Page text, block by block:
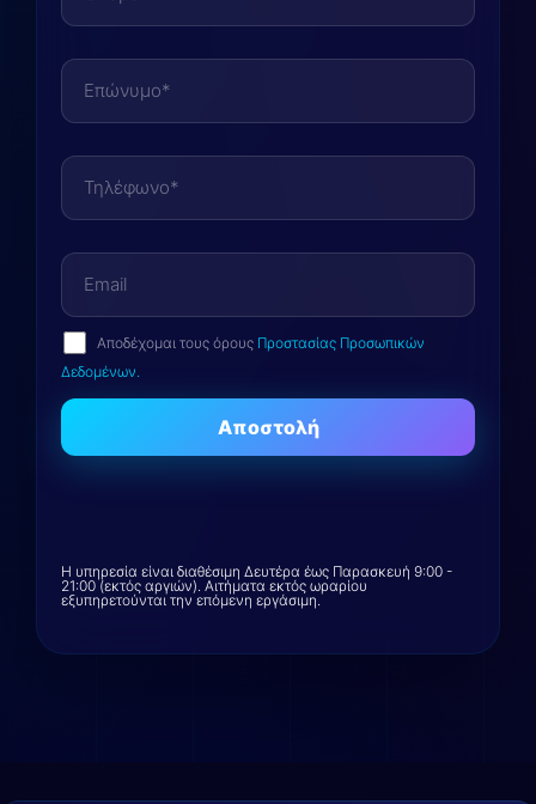
Αποδέχομαι τους όρους Προστασίας Προσωπικών
Δεδομένων.
Η υπηρεσία είναι διαθέσιμη Δευτέρα έως Παρασκευή 9:00 -
21:00 (εκτός αργιών). Αιτήματα εκτός ωραρίου
εξυπηρετούνται την επόμενη εργάσιμη.